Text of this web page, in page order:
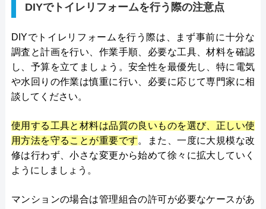
DIYでトイレリフォームを行う際の注意点
DIYでトイレリフォームを行う際は、まず事前に十分な
調査と計画を行い、作業手順、必要な工具、材料を確認
し、予算を立てましょう。安全性を最優先し、特に電気
や水回りの作業は慎重に行い、必要に応じて専門家に相
談してください。
使用する工具と材料は品質の良いものを選び、正しい使
用方法を守ることが重要です。また、一度に大規模な改
修は行わず、小さな変更から始めて徐々に拡大していく
ようにしましょう。
マンションの場合は管理組合の許可が必要なケースがあ